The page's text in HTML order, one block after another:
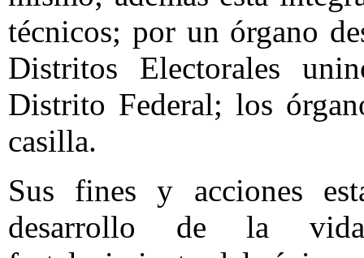
técnicos; por un órgano
Distritos Electorales
Distrito Federal; los
casilla.
Sus fines y acciones
desarrollo de la vida